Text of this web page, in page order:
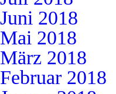
Juni 2018
Mai 2018
März 2018
Februar 2018